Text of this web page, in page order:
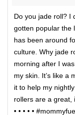
Do you jade roll? I
gotten popular the
has been around
culture. Why jade
morning after I
my skin. It’s like a
it to help my
rollers are a great,
• • • • •